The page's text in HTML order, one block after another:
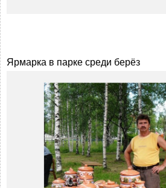
Ярмарка в парке среди берёз